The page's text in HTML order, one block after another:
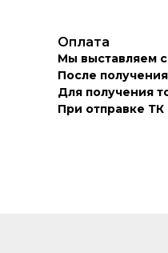
Оплата
Мы выставляем
После
Для получения
При отправке